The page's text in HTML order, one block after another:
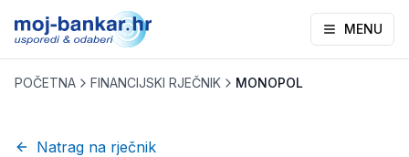
MENU
POČETNA FINANCIJSKI RJEČNIK MONOPOL
Natrag na rječnik